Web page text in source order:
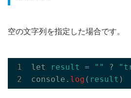
空の文字列を指定した場合です。
let result = "" ?
console. log ( result